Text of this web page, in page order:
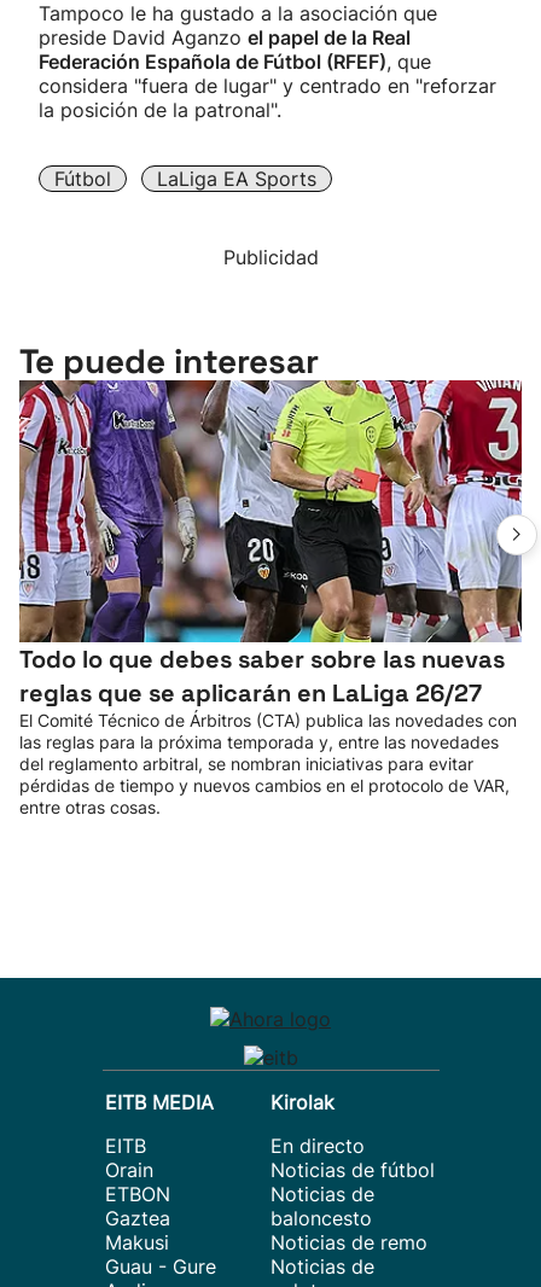
Tampoco le ha gustado a la asociación que
preside David Aganzo el papel de la Real
Federación Española de Fútbol (RFEF), que
considera "fuera de lugar" y centrado en "reforzar
la posición de la patronal".
Fútbol LaLiga EA Sports
Publicidad
Te puede interesar
Todo lo que debes saber sobre las nuevas
reglas que se aplicarán en LaLiga 26/27
El Comité Técnico de Árbitros (CTA) publica las novedades con
las reglas para la próxima temporada y, entre las novedades
del reglamento arbitral, se nombran iniciativas para evitar
pérdidas de tiempo y nuevos cambios en el protocolo de VAR,
entre otras cosas.
EITB MEDIA
EITB
Orain
ETBON
Gaztea
Makusi
Guau - Gure
Kirolak
En directo
Noticias de fútbol
Noticias de
baloncesto
Noticias de remo
Noticias de